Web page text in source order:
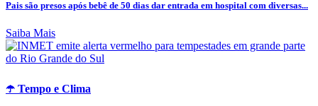
Pais são presos após bebê de 50 dias dar entrada em hospital com diversas...
Saiba Mais
☂️ Tempo e Clima